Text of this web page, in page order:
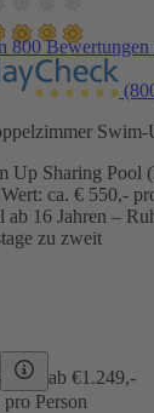
800
Up Sharing Pool
ca. € 550,-
16 Jahren –
zu zweit
ab €1.249,-
pro Person